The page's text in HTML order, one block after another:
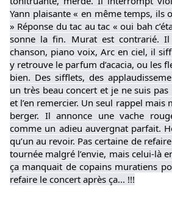
Yann plaisante « en même temps, ils
» Réponse du tac au tac « oui bah
sonne la fin. Murat est contrarié.
chanson, piano voix, Arc en ciel, il
y retrouve le parfum d’acacia, ou les
bien. Des sifflets, des
un très beau concert et je ne suis
et l’en remercier. Un seul rappel mais
berger. Il annonce une vache
comme un adieu auvergnat parfait.
qu’un au revoir. Pas certaine de
tournée malgré l’envie, mais celui-là
ça manquait de copains muratiens
refaire le concert après ça... !!!